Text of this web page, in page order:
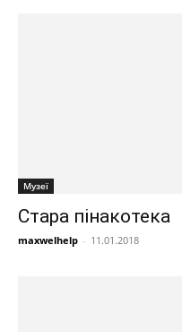
Музеї
Стара пінакотека
maxwelhelp - 11.01.2018